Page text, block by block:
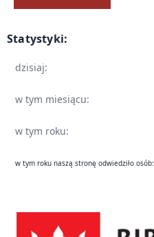
Statystyki:
dzisiaj:
w tym miesiącu:
w tym roku:
w tym roku naszą stronę odwiedziło osób: